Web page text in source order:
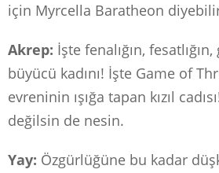
için Myrcella Baratheon
Akrep: İşte fenalığın,
büyücü kadını! İşte Game of
evreninin ışığa tapan kızıl
değilsin de nesin.
Yay: Özgürlüğüne bu kadar